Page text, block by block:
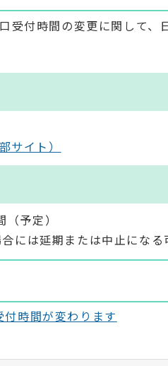
受付時間の変更に関して、
イト）
予定）
には延期または中止にな
付時間が変わります